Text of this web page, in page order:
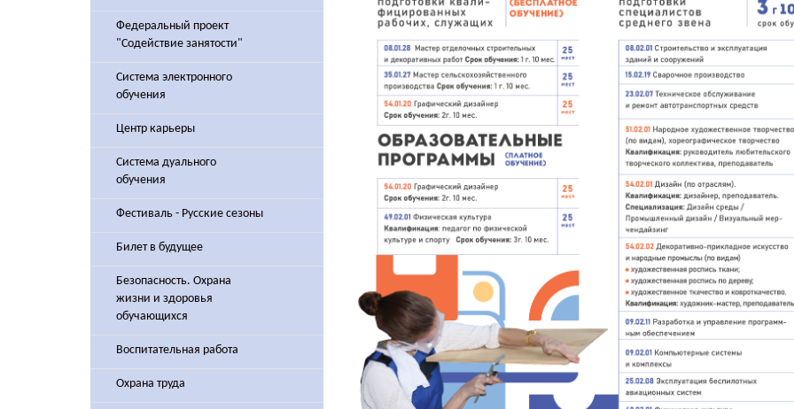
Федеральный проект
"Содействие занятости"
Система электронного
обучения
Центр карьеры
Система дуального
обучения
Фестиваль - Русские сезоны
Билет в будущее
Безопасность. Охрана
жизни и здоровья
обучающихся
Воспитательная работа
Охрана труда